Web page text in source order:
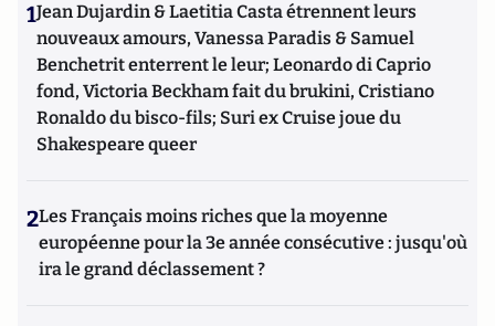
1Jean Dujardin & Laetitia Casta étrennent leurs
nouveaux amours, Vanessa Paradis & Samuel
Benchetrit enterrent le leur; Leonardo di Caprio
fond, Victoria Beckham fait du brukini, Cristiano
Ronaldo du bisco-fils; Suri ex Cruise joue du
Shakespeare queer
2Les Français moins riches que la moyenne
européenne pour la 3e année consécutive : jusqu'où
ira le grand déclassement ?